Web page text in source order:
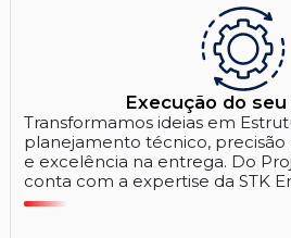
Execução do
Transformamos ideias em
planejamento técnico,
e excelência na entrega. Do
conta com a expertise da STK